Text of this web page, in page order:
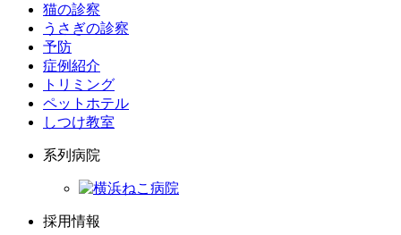
猫の診察
うさぎの診察
予防
症例紹介
トリミング
ペットホテル
しつけ教室
系列病院
採用情報